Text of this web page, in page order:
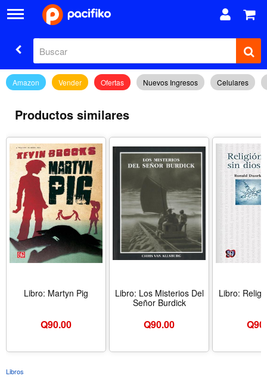
Amazon Vender Ofertas Nuevos Ingresos Celulares
Productos similares
Libro: Martyn Pig
Q90.00
Libro: Los Misterios Del
Señor Burdick
Q90.00
Libro:
Q
Libros